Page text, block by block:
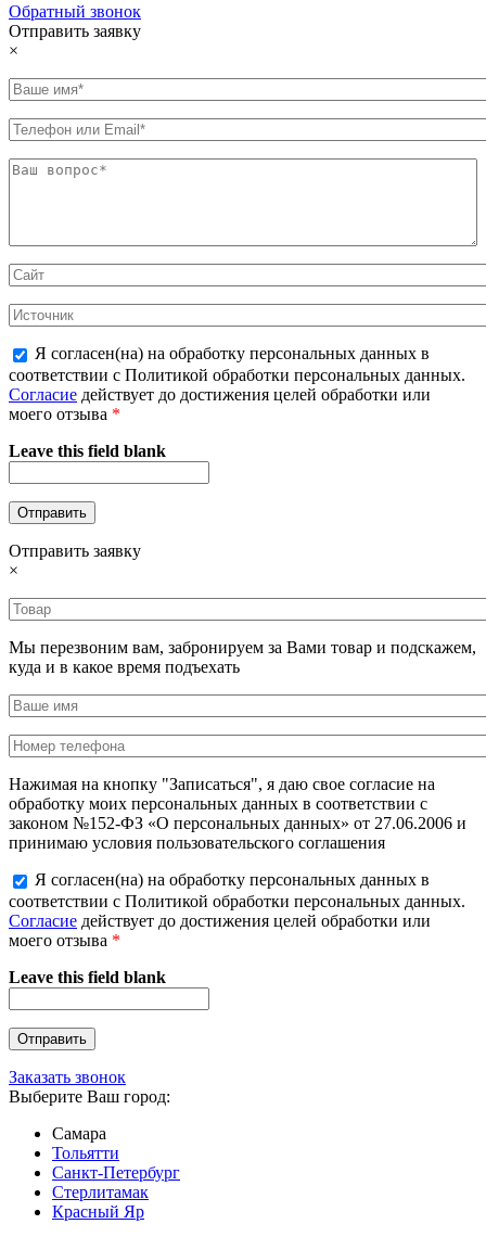
Обратный звонок
Отправить заявку
×
Я согласен(на) на обработку персональных данных в
соответствии с Политикой обработки персональных данных.
Согласие действует до достижения целей обработки или
моего отзыва *
Leave this field blank
Отправить заявку
×
Мы перезвоним вам, забронируем за Вами товар и подскажем,
куда и в какое время подъехать
Нажимая на кнопку "Записаться", я даю свое согласие на
обработку моих персональных данных в соответствии с
законом №152-ФЗ «О персональных данных» от 27.06.2006 и
принимаю условия пользовательского соглашения
Я согласен(на) на обработку персональных данных в
соответствии с Политикой обработки персональных данных.
Согласие действует до достижения целей обработки или
моего отзыва *
Leave this field blank
Заказать звонок
Выберите Ваш город:
Самара
Тольятти
Санкт-Петербург
Стерлитамак
Красный Яр